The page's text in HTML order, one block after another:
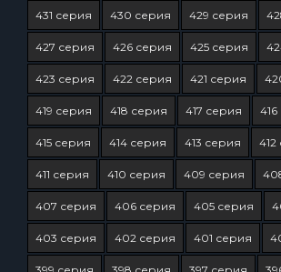
431 серия 430 серия 429 серия
427 серия 426 серия 425 серия
423 серия 422 серия 421 серия
419 серия 418 серия 417 серия
415 серия 414 серия 413 серия
411 серия 410 серия 409 серия
407 серия 406 серия 405 серия
403 серия 402 серия 401 серия